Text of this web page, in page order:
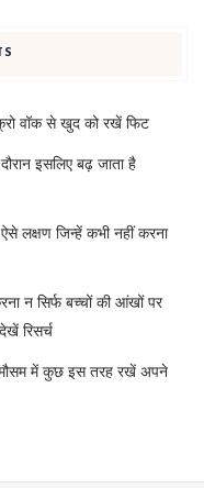
वॉक से खुद को रखें फिट
इसलिए बढ़ जाता है
लक्षण जिन्हें कभी नहीं करना
न सिर्फ बच्चों की आंखों पर
रिसर्च
मौसम में कुछ इस तरह रखें अपने